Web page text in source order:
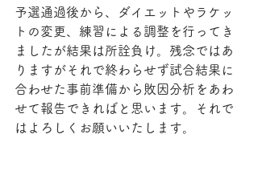
予選通過後から、ダイエットやラケッ
トの変更、練習による調整を行ってき
ましたが結果は所詮負け。残念ではあ
りますがそれで終わらせず試合結果に
合わせた事前準備から敗因分析をあわ
せて報告できればと思います。それで
はよろしくお願いいたします。